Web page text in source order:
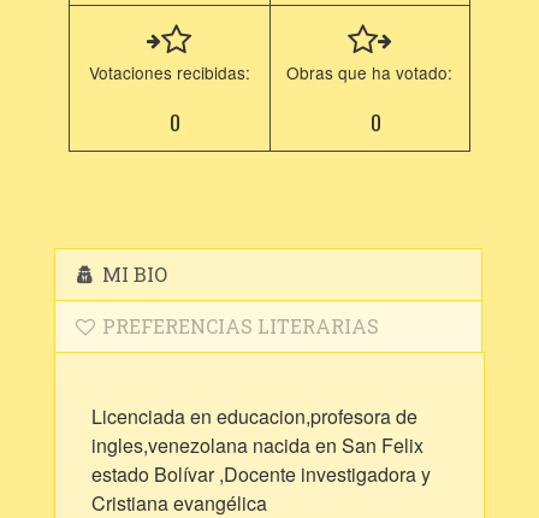
Votaciones recibidas:
0
Obras que ha votado:
0
MI BIO
PREFERENCIAS LITERARIAS
Licenciada en educacion,profesora de
ingles,venezolana nacida en San Felix
estado Bolívar ,Docente investigadora y
Cristiana evangélica